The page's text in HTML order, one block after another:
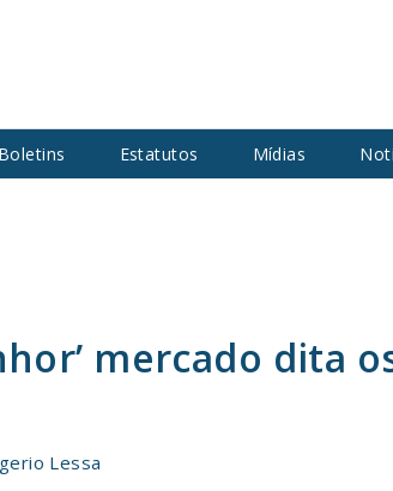
Boletins Estatutos Mídias
mercado dita
Lessa